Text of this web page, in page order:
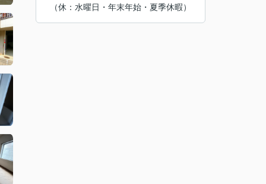
（休：水曜日・年末年始・夏季休暇）